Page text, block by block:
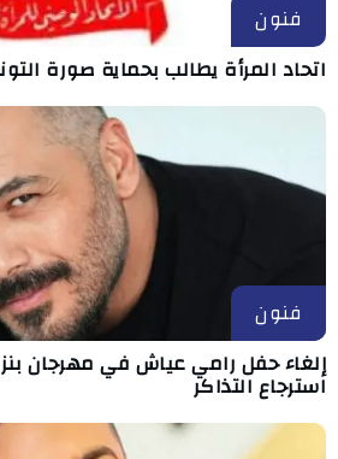
فنون
اتحاد المرأة يطالب بحماية صورة
فنون
إلغاء حفل رامي عياش في مهرجان
استرجاع التذاكر